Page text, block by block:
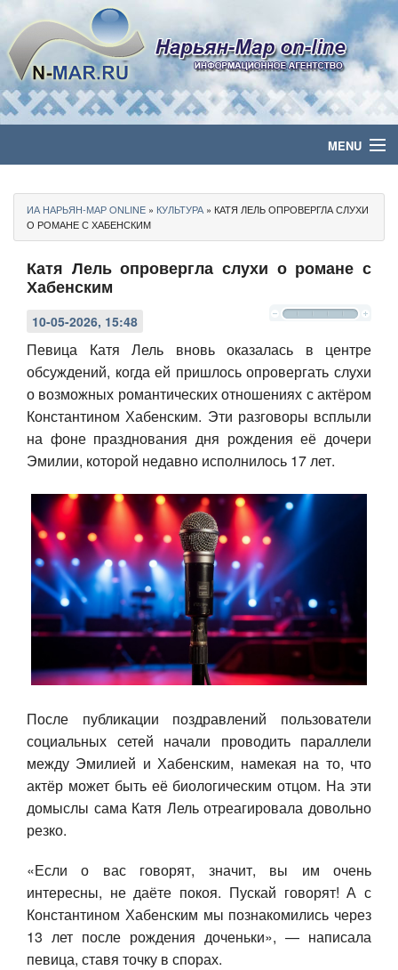
MENU
Политика
Бизнес
Культура
Медиа
Спорт
Контакты
ИА НАРЬЯН-МАР ONLINE » КУЛЬТУРА » КАТЯ ЛЕЛЬ ОПРОВЕРГЛА СЛУХИ
О РОМАНЕ С ХАБЕНСКИМ
Катя Лель опровергла слухи о романе с
Хабенским
10-05-2026, 15:48
Певица Катя Лель вновь оказалась в центре
обсуждений, когда ей пришлось опровергать слухи
о возможных романтических отношениях с актёром
Константином Хабенским. Эти разговоры всплыли
на фоне празднования дня рождения её дочери
Эмилии, которой недавно исполнилось 17 лет.
После публикации поздравлений пользователи
социальных сетей начали проводить параллели
между Эмилией и Хабенским, намекая на то, что
актёр может быть её биологическим отцом. На эти
домыслы сама Катя Лель отреагировала довольно
резко.
«Если о вас говорят, значит, вы им очень
интересны, не даёте покоя. Пускай говорят! А с
Константином Хабенским мы познакомились через
13 лет после рождения доченьки», — написала
певица, ставя точку в спорах.